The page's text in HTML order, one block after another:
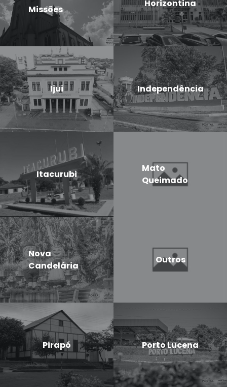
Missões
Horizontina
Ijui Independência
Itacurubi
Mato
Queimado
Nova
Candelária
Outros
Pirapó Porto Lucena